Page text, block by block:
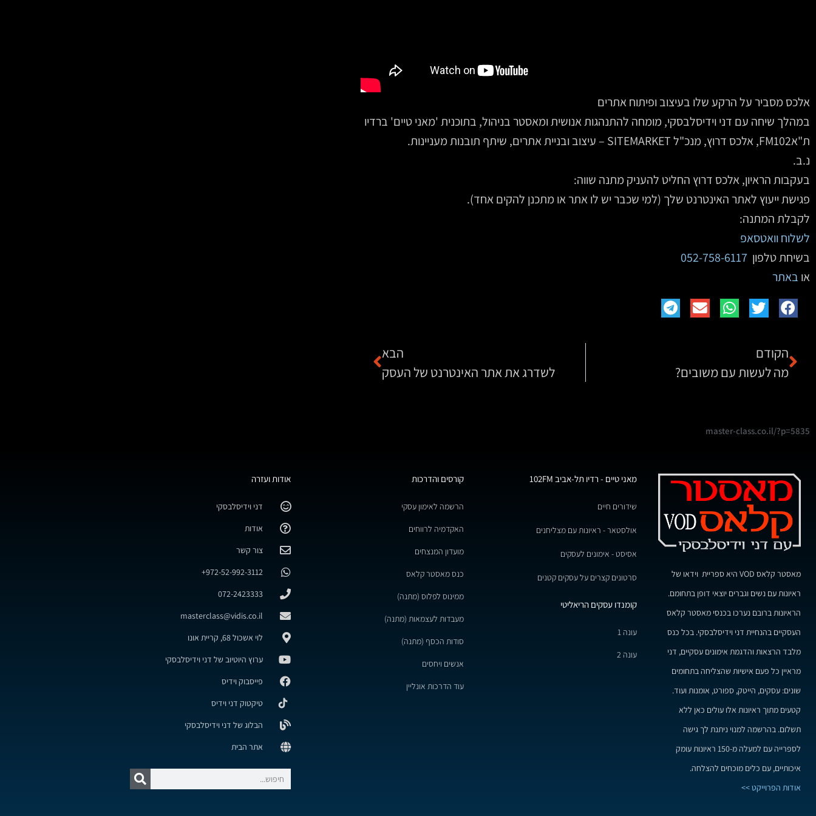
אלכס מסביר על הרקע שלו בעיצוב ופיתוח אתרים
במהלך שיחה עם דני וידיסלבסקי, מומחה להתנהגות אנושית ומאסטר בניהול, בתוכנית 'מאני טיים' ברדיו
ת"אFM102‏‏, אלכס דרוץ, מנכ"ל SITEMARKET‏‏ – עיצוב ובניית אתרים, שיתף תובנות מעניינות.
נ.ב.
בעקבות הראיון, אלכס דרוץ החליט להעניק מתנה שווה:
פגישת ייעוץ לאתר האינטרנט שלך (למי שכבר יש לו אתר או מתכנן להקים אחד).
לקבלת המתנה:
לשלוח וואטסאפ
בשיחת טלפון 052-758-6117
או באתר
הקודם
מה לעשות עם משובים?
הבא
לשדרג את אתר האינטרנט של העסק
master-class.co.il/?p=5835
מאסטר קלאס VOD היא ספריית וידאו של
ראיונות עם נשים וגברים יוצאי דופן בתחומם.
הראיונות ברובם נערכו בכנסי מאסטר קלאס
העסקיים בהנחיית דני וידיסלבסקי. בכל כנס
מלבד הרצאות והדגמת אימונים עסקיים, דני
מראיין כל פעם אישיות שהצליחה בתחומים
שונים: עסקים, הייטק, ספורט, אומנות ועוד.
קטעים מתוך ראיונות אלו עולים כאן ללא
תשלום. בהרשמה למנוי ניתנת לך גישה
לספרייה עם למעלה מ-150 ראיונות עומק
איכותיים, עם כלים מוכחים להצלחה.
אודות הפרוייקט >>
מאני טיים - רדיו תל-אביב 102FM
שידורים חיים
אולסטאר - ראיונות עם מצליחנים
אסיסט - אימונים לעסקים
סרטונים קצרים על עסקים קטנים
קומנדו עסקים הריאליטי
עונה 1
עונה 2
קורסים והדרכות
הרשמה לאימון עסקי
האקדמיה לרווחים
מועדון המנצחים
כנס מאסטר קלאס
ממינוס לפלוס (מתנה)
מעבדות לעצמאות (מתנה)
סודות הכסף (מתנה)
אנשים ויחסים
עוד הדרכות אונליין
אודות ועזרה
דני וידיסלבסקי
אודות
צור קשר
972-52-992-3112+
072-2423333
masterclass@vidis.co.il
לוי אשכול 68, קריית אונו
ערוץ היוטיוב של דני וידיסלבסקי
פייסבוק וידיס
טיקטוק דני וידיס
הבלוג של דני וידיסלבסקי
אתר הבית